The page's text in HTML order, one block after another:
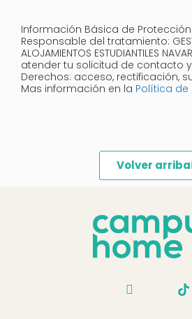
Información Básica de
Responsable del tratamiento:
ALOJAMIENTOS ESTUDIANTILES
atender tu solicitud de contacto
Derechos: acceso, rectificación,
Mas información en la Política de
Volver arriba